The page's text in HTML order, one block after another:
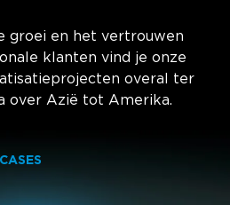
groei en het vertrouwen
klanten vind je onze
overal ter
over Azië tot Amerika.